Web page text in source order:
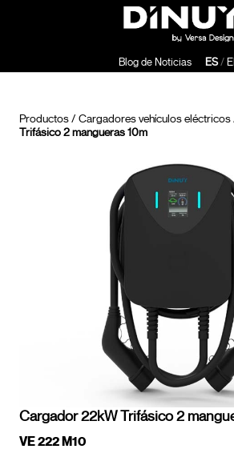
Blog de Noticias ES/
Productos/ Cargadores vehículos eléctricos
Trifásico 2 mangueras 10m
Cargador 22kW Trifásico 2
VE 222 M10